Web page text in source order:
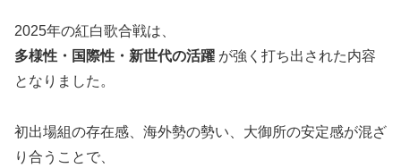
2025年の紅白歌合戦は、
多様性・国際性・新世代の活躍 が強く打ち出された内容
となりました。
初出場組の存在感、海外勢の勢い、大御所の安定感が混ざ
り合うことで、